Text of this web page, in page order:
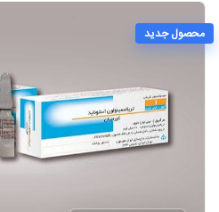
محصول جدید